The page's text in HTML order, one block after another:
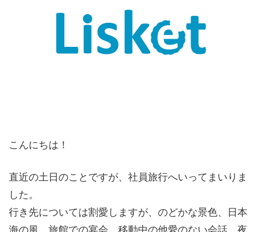
こんにちは！
直近の土日のことですが、社員旅行へいってまいりま
した。
行き先については割愛しますが、のどかな景色、日本
海の風、旅館での宴会、移動中の他愛のない会話、夜